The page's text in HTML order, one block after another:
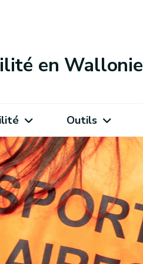
en Wallonie
Outils